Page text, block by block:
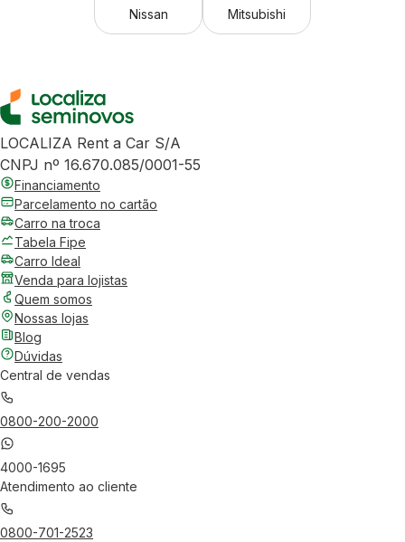
Nissan Mitsubishi
LOCALIZA Rent a Car S/A
CNPJ nº 16.670.085/0001-55
Financiamento
Parcelamento no cartão
Carro na troca
Tabela Fipe
Carro Ideal
Venda para lojistas
Quem somos
Nossas lojas
Blog
Dúvidas
Central de vendas
0800-200-2000
4000-1695
Atendimento ao cliente
0800-701-2523